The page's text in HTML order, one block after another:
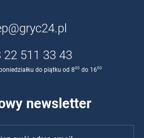
22 511 33 43
do piątku od 800 do 1600
newsletter